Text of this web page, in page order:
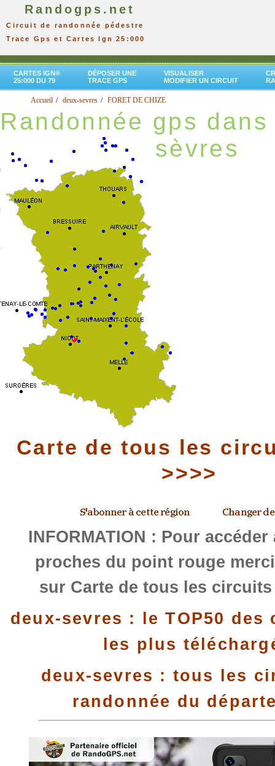
Randogps.net
Circuit de randonnée pédestre
Trace Gps et Cartes Ign 25:000
CARTES IGN®
25:000 DU 79
DÉPOSER UNE
TRACE GPS
VISUALISER
MODIFIER UN CIRCUIT
Accueil deux-sevres FORET DE CHIZE
Randonnée gps
sèvres
Carte de tous les
>>>>
INFORMATION : Pour
proches du point rouge
sur Carte de tous les circuits
deux-sevres : le TOP50
les plus
deux-sevres : tous les
randonnée du